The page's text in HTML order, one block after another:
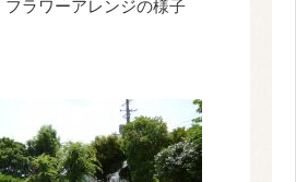
ラワーアレンジの様子